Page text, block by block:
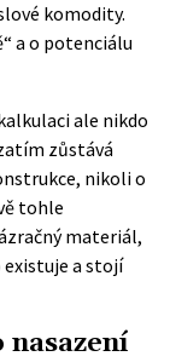
komodity.
a o potenciálu
ale nikdo
zůstává
nikoli o
tohle
materiál,
a stojí
nasazení